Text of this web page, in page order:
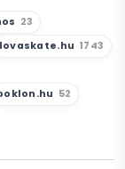
23
lovaskate.hu 1743
52